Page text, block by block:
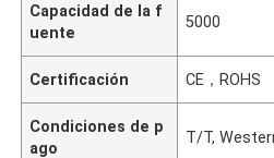
Capacidad de la f
uente
5000
Certificación CE，ROHS
Condiciones de p
ago
T/T,